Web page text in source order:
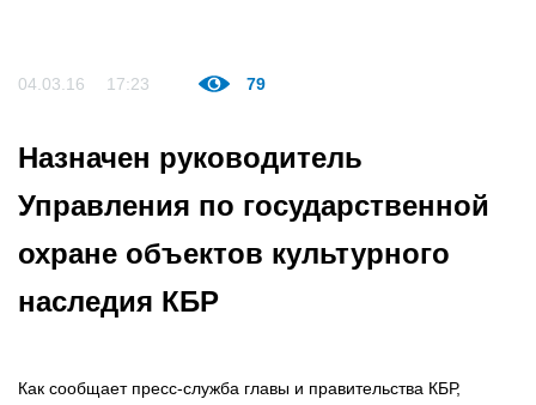
04.03.16 17:23 79
Назначен руководитель
Управления по государственной
охране объектов культурного
наследия КБР
Как сообщает пресс-служба главы и правительства КБР,